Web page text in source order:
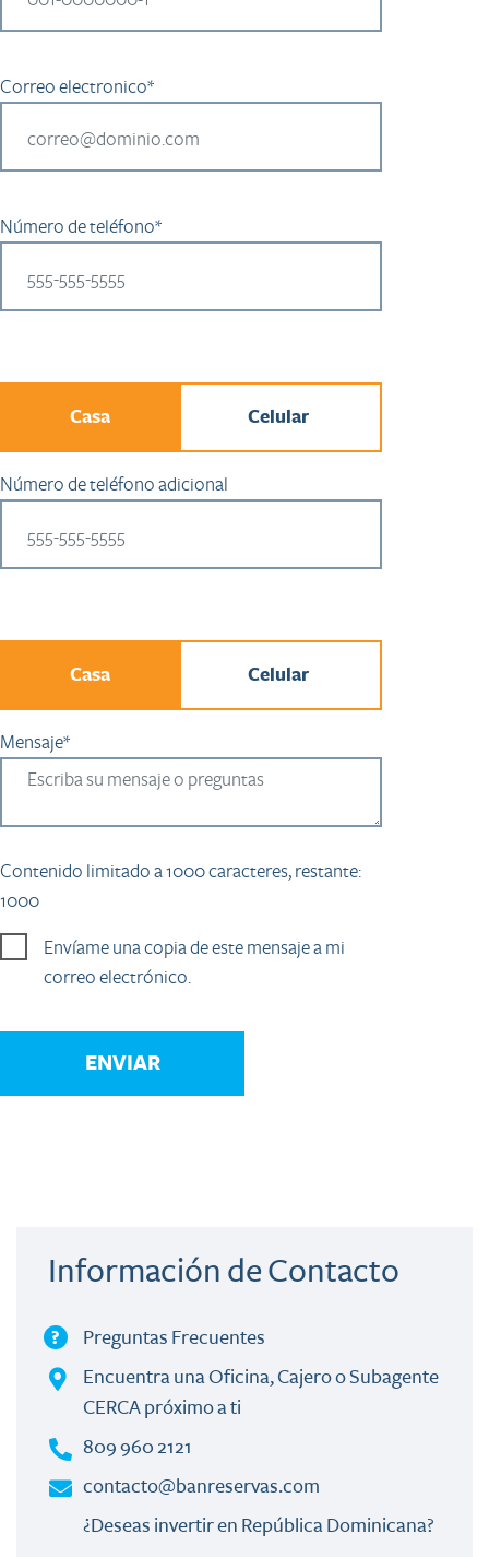
Correo electronico*
Número de teléfono*
Casa Celular
Número de teléfono adicional
Casa Celular
Mensaje*
Contenido limitado a 1000 caracteres, restante:
1000
Envíame una copia de este mensaje a mi
correo electrónico.
ENVIAR
Información de Contacto
?
Preguntas Frecuentes
Encuentra una Oficina, Cajero o Subagente
CERCA próximo a ti
809 960 2121
contacto@banreservas.com
¿Deseas invertir en República Dominicana?